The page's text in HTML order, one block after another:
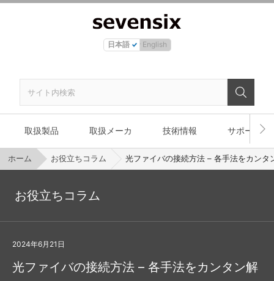
日本語 English
取扱製品 取扱メーカ 技術情報 サポート
ホーム お役立ちコラム 光ファイバの接続方法 – 各手法をカンタ
お役立ちコラム
光ファイバの接続方法 – 各手法をカンタン解
2024年6月21日